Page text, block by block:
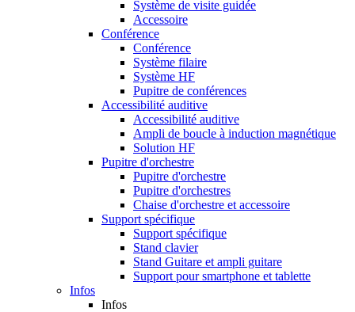
Système de visite guidée
Accessoire
Conférence
Conférence
Système filaire
Système HF
Pupitre de conférences
Accessibilité auditive
Accessibilité auditive
Ampli de boucle à induction magnétique
Solution HF
Pupitre d'orchestre
Pupitre d'orchestre
Pupitre d'orchestres
Chaise d'orchestre et accessoire
Support spécifique
Support spécifique
Stand clavier
Stand Guitare et ampli guitare
Support pour smartphone et tablette
Infos
Infos